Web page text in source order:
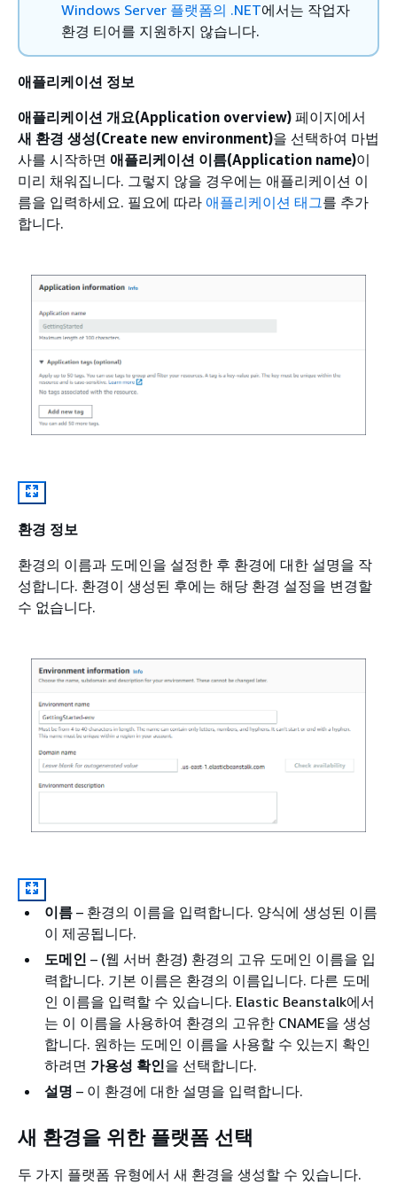
Windows Server 플랫폼의 .NET에서는 작업자
환경 티어를 지원하지 않습니다.
애플리케이션 정보
애플리케이션 개요(Application overview) 페이지에서
새 환경 생성(Create new environment)을 선택하여 마법
사를 시작하면 애플리케이션 이름(Application name)이
미리 채워집니다. 그렇지 않을 경우에는 애플리케이션 이
름을 입력하세요. 필요에 따라 애플리케이션 태그를 추가
합니다.
환경 정보
환경의 이름과 도메인을 설정한 후 환경에 대한 설명을 작
성합니다. 환경이 생성된 후에는 해당 환경 설정을 변경할
수 없습니다.
이름 – 환경의 이름을 입력합니다. 양식에 생성된 이름
이 제공됩니다.
도메인 – (웹 서버 환경) 환경의 고유 도메인 이름을 입
력합니다. 기본 이름은 환경의 이름입니다. 다른 도메
인 이름을 입력할 수 있습니다. Elastic Beanstalk에서
는 이 이름을 사용하여 환경의 고유한 CNAME을 생성
합니다. 원하는 도메인 이름을 사용할 수 있는지 확인
하려면 가용성 확인을 선택합니다.
설명 – 이 환경에 대한 설명을 입력합니다.
새 환경을 위한 플랫폼 선택
두 가지 플랫폼 유형에서 새 환경을 생성할 수 있습니다.